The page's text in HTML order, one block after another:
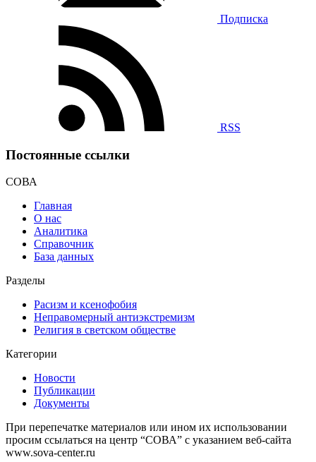
Подписка
RSS
Постоянные ссылки
СОВА
Главная
О нас
Аналитика
Справочник
База данных
Разделы
Расизм и ксенофобия
Неправомерный антиэкстремизм
Религия в светском обществе
Категории
Новости
Публикации
Документы
При перепечатке материалов или ином их использовании
просим ссылаться на центр “СОВА” с указанием веб-сайта
www.sova-center.ru